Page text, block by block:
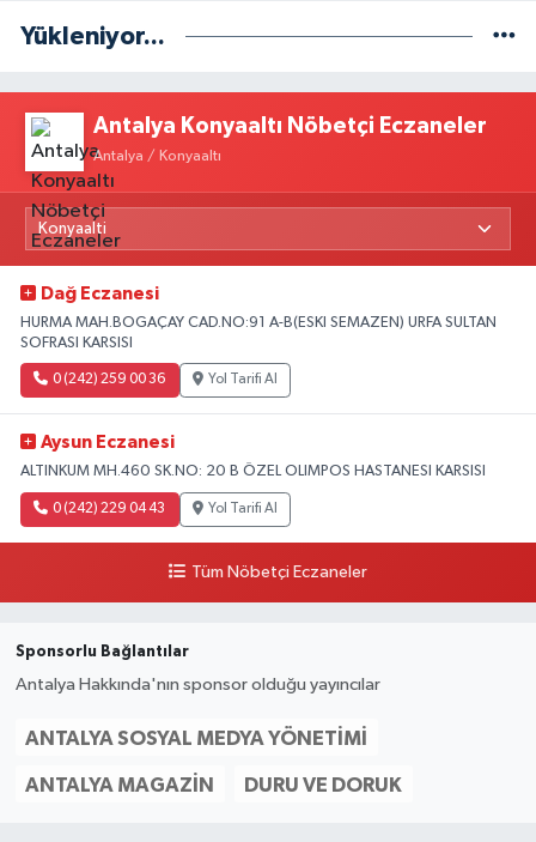
Yükleniyor...
Antalya Konyaaltı Nöbetçi Eczaneler
Antalya / Konyaaltı
Dağ Eczanesi
HURMA MAH.BOGAÇAY CAD.NO:91 A-B(ESKI SEMAZEN) URFA SULTAN
SOFRASI KARSISI
0 (242) 259 00 36 Yol Tarifi Al
Aysun Eczanesi
ALTINKUM MH.460 SK.NO: 20 B ÖZEL OLIMPOS HASTANESI KARSISI
0 (242) 229 04 43 Yol Tarifi Al
Tüm Nöbetçi Eczaneler
Sponsorlu Bağlantılar
Antalya Hakkında'nın sponsor olduğu yayıncılar
ANTALYA SOSYAL MEDYA YÖNETIMI
ANTALYA MAGAZIN DURU VE DORUK